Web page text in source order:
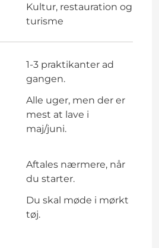
Kultur, restauration og
turisme
1-3 praktikanter ad
gangen.
Alle uger, men der er
mest at lave i
maj/juni.
Aftales nærmere, når
du starter.
Du skal møde i mørkt
tøj.